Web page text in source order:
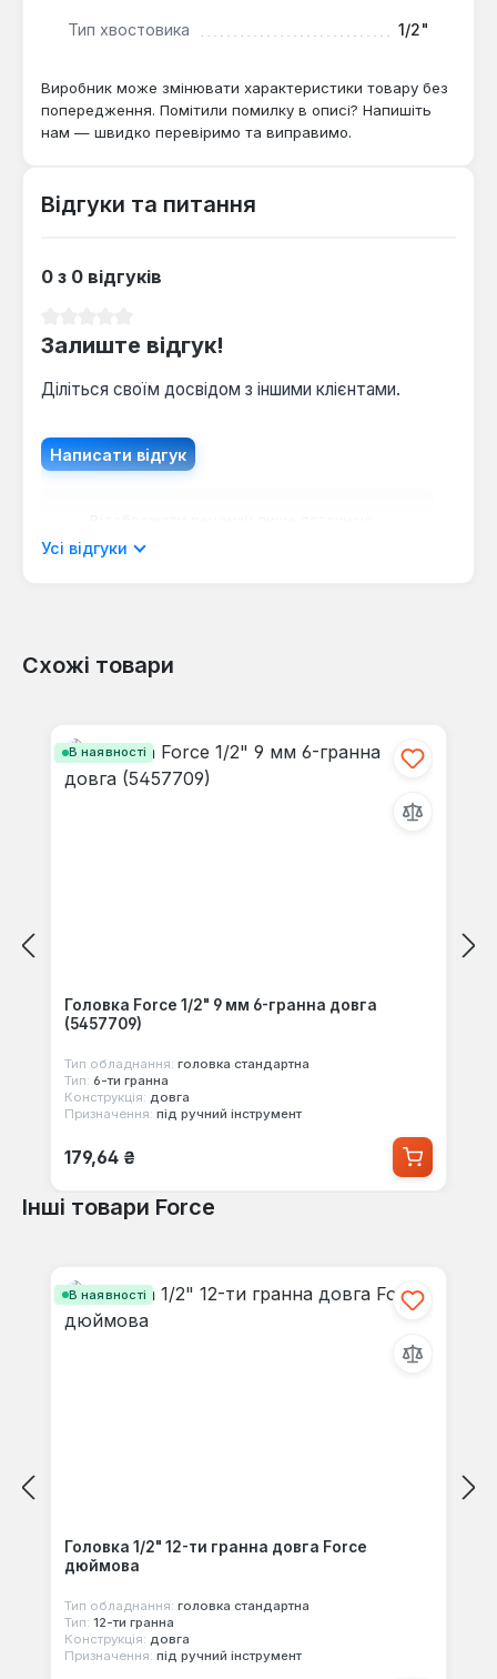
Тип хвостовика 1/2"
Виробник може змінювати характеристики товару без
попередження. Помітили помилку в описі? Напишіть
нам — швидко перевіримо та виправимо.
Відгуки та питання
0 з 0 відгуків
Залиште відгук!
Діліться своїм досвідом з іншими клієнтами.
Написати відгук
мовою.
Відгуків не знайдено. Поділіться
Усі відгуки
Схожі товари
В наявності
Головка Force 1/2" 9 мм 6-гранна довга
(5457709)
Тип обладнання: головка стандартна
Тип: 6-ти гранна
Конструкція: довга
Призначення: під ручний інструмент
Звичайна ціна:
179,64 ₴
Інші товари Force
В наявності
Головка 1/2" 12-ти гранна довга Force
дюймова
Тип обладнання: головка стандартна
Тип: 12-ти гранна
Конструкція: довга
Призначення: під ручний інструмент